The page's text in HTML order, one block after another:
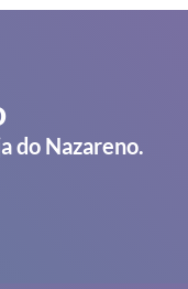
do Nazareno.